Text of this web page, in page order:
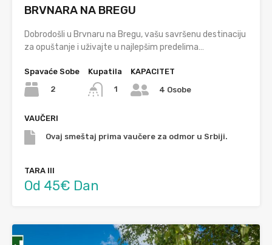
BRVNARA NA BREGU
Dobrodošli u Brvnaru na Bregu, vašu savršenu destinaciju
za opuštanje i uživajte u najlepšim predelima…
Spavaće Sobe
2
Kupatila
1
KAPACITET
4 Osobe
VAUČERI
Ovaj smeštaj prima vaučere za odmor u Srbiji.
TARA III
Od 45€ Dan